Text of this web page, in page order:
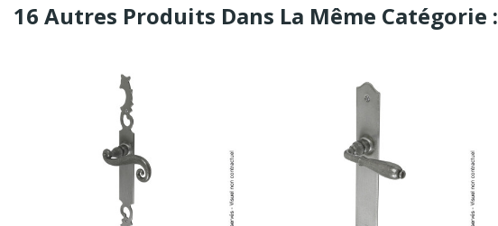
16 Autres Produits Dans La Même Catégorie :